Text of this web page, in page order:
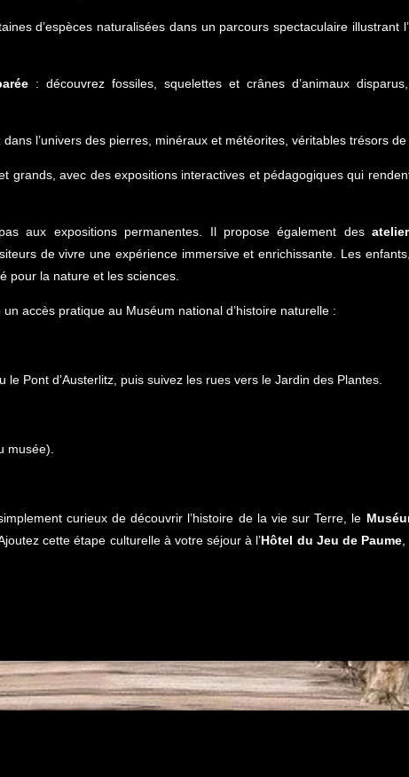
d’espèces naturalisées dans un parcours spectaculaire illustrant
: découvrez fossiles, squelettes et crânes d’animaux
dans l’univers des pierres, minéraux et météorites, véritables trésors de
grands, avec des expositions interactives et pédagogiques qui
aux expositions permanentes. Il propose également des
de vivre une expérience immersive et enrichissante. Les
pour la nature et les sciences.
un accès pratique au Muséum national d’histoire naturelle :
Pont d’Austerlitz, puis suivez les rues vers le Jardin des Plantes.
musée).
curieux de découvrir l’histoire de la vie sur Terre, le
cette étape culturelle à votre séjour à l’Hôtel du Jeu de Paume